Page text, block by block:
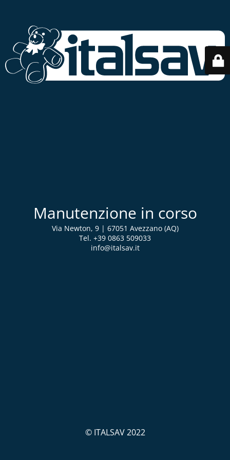
Manutenzione in corso
Via Newton, 9 | 67051 Avezzano (AQ)
Tel. +39 0863 509033
info@italsav.it
© ITALSAV 2022